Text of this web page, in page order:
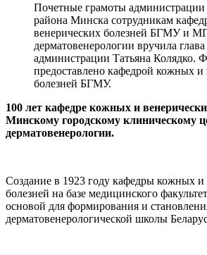
Почетные грамоты администрации
района Минска сотрудникам
венерических болезней БГМУ и
дерматовенерологии вручила глава
администрации Татьяна Колядко.
предоставлено кафедрой кожных и
болезней БГМУ.
100 лет кафедре кожных и
Минскому городскому клиническому
дерматовенерологии.
Создание в 1923 году кафедры кожных и
болезней на базе медицинского
основой для формирования и
дерматовенерологической школы